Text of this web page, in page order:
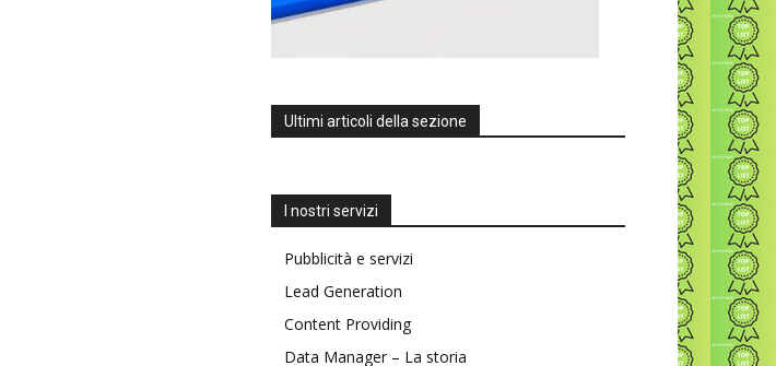
Ultimi articoli della sezione
I nostri servizi
Pubblicità e servizi
Lead Generation
Content Providing
Data Manager – La storia